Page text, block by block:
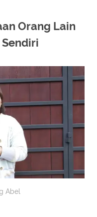
Orang Lain
Abel